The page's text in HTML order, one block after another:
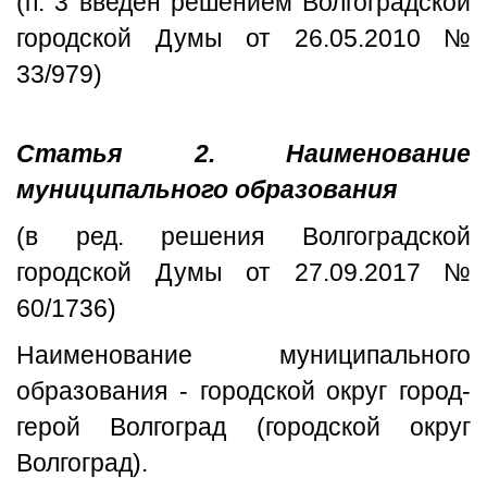
городской Думы от 26.05.2010 №
33/979)
Статья 2. Наименование
муниципального образования
(в ред. решения Волгоградской
городской Думы от 27.09.2017 №
60/1736)
Наименование муниципального
образования - городской округ город-
герой Волгоград (городской округ
Волгоград).